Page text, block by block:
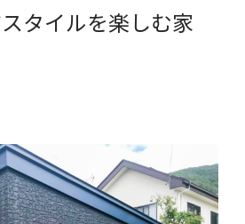
タイルを楽しむ家